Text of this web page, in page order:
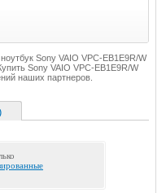
Sony VAIO VPC-EB1E9R/W
Sony VAIO VPC-EB1E9R/W
наших партнеров.